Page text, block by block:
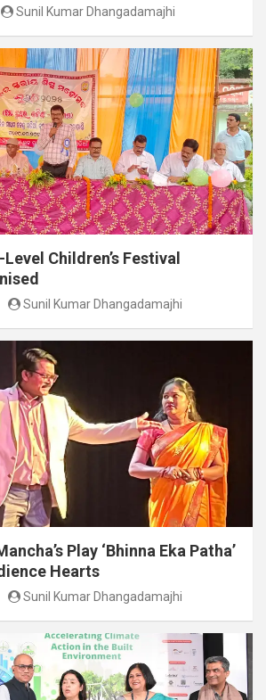
Sunil Kumar Dhangadamajhi
Children’s Festival
Sunil Kumar Dhangadamajhi
Play ‘Bhinna Eka Patha’
Hearts
Sunil Kumar Dhangadamajhi